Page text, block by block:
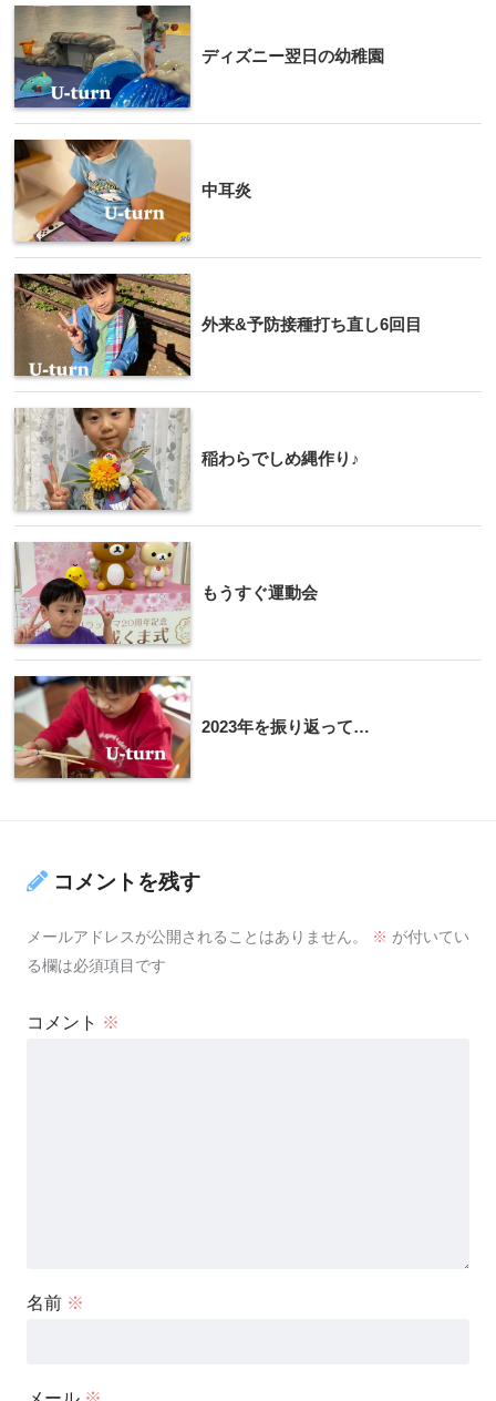
ディズニー翌日の幼稚園
中耳炎
外来&予防接種打ち直し6回目
稲わらでしめ縄作り♪
もうすぐ運動会
2023年を振り返って…
コメントを残す
メールアドレスが公開されることはありません。 ※ が付いてい
る欄は必須項目です
コメント ※
名前 ※